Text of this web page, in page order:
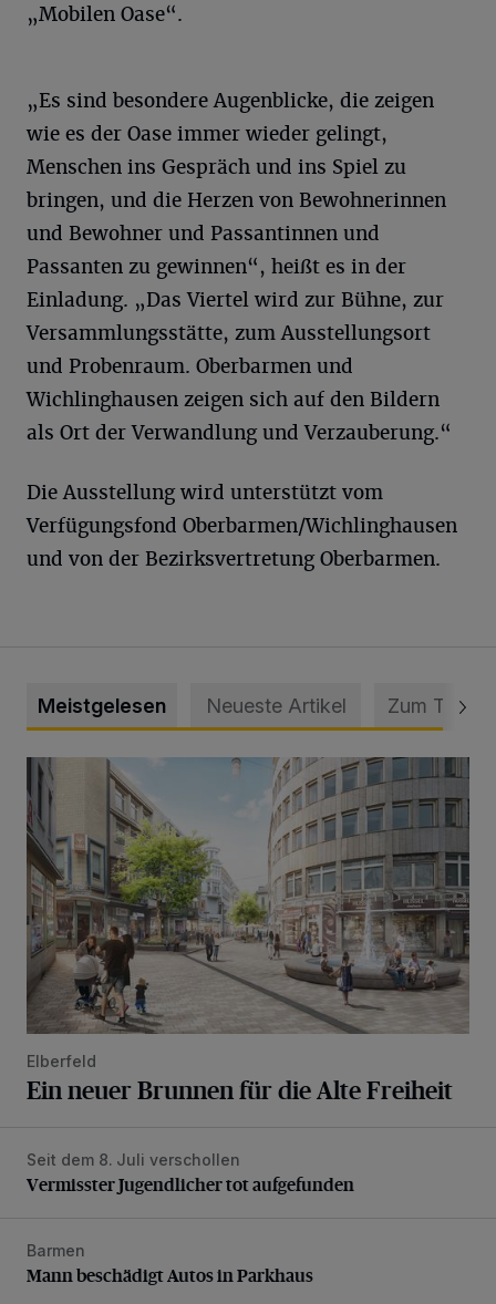
„Mobilen Oase“.
„Es sind besondere Augenblicke, die zeigen
wie es der Oase immer wieder gelingt,
Menschen ins Gespräch und ins Spiel zu
bringen, und die Herzen von Bewohnerinnen
und Bewohner und Passantinnen und
Passanten zu gewinnen“, heißt es in der
Einladung. „Das Viertel wird zur Bühne, zur
Versammlungsstätte, zum Ausstellungsort
und Probenraum. Oberbarmen und
Wichlinghausen zeigen sich auf den Bildern
als Ort der Verwandlung und Verzauberung.“
Die Ausstellung wird unterstützt vom
Verfügungsfond Oberbarmen/Wichlinghausen
und von der Bezirksvertretung Oberbarmen.
Meistgelesen Neueste Artikel Zum Thema
Ein neuer Brunnen für die Alte Freiheit
Elberfeld
Ein neuer Brunnen für die Alte Freiheit
Vermisster Jugendlicher tot aufgefunden
Seit dem 8. Juli verschollen
Vermisster Jugendlicher tot aufgefunden
Mann beschädigt Autos in Parkhaus
Barmen
Mann beschädigt Autos in Parkhaus